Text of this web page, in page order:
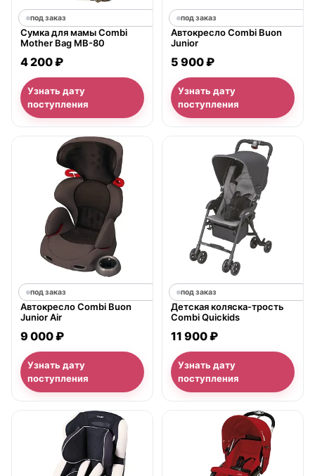
под заказ
Сумка для мамы Combi
Mother Bag MB-80
4 200 ₽
Узнать дату
поступления
под заказ
Автокресло Combi Buon
Junior
5 900 ₽
Узнать дату
поступления
под заказ
Автокресло Combi Buon
Junior Air
9 000 ₽
Узнать дату
поступления
под заказ
Детская коляска-трость
Combi Quickids
11 900 ₽
Узнать дату
поступления
нет в продаже